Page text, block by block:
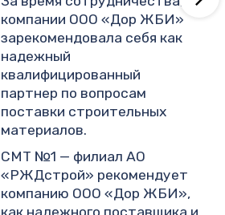
компании ООО «Дор ЖБИ»
зарекомендовала себя как
надежный
квалифицированный
партнер по вопросам
поставки строительных
материалов.
СМТ №1 — филиал АО
«РЖДстрой» рекомендует
компанию ООО «Дор ЖБИ»,